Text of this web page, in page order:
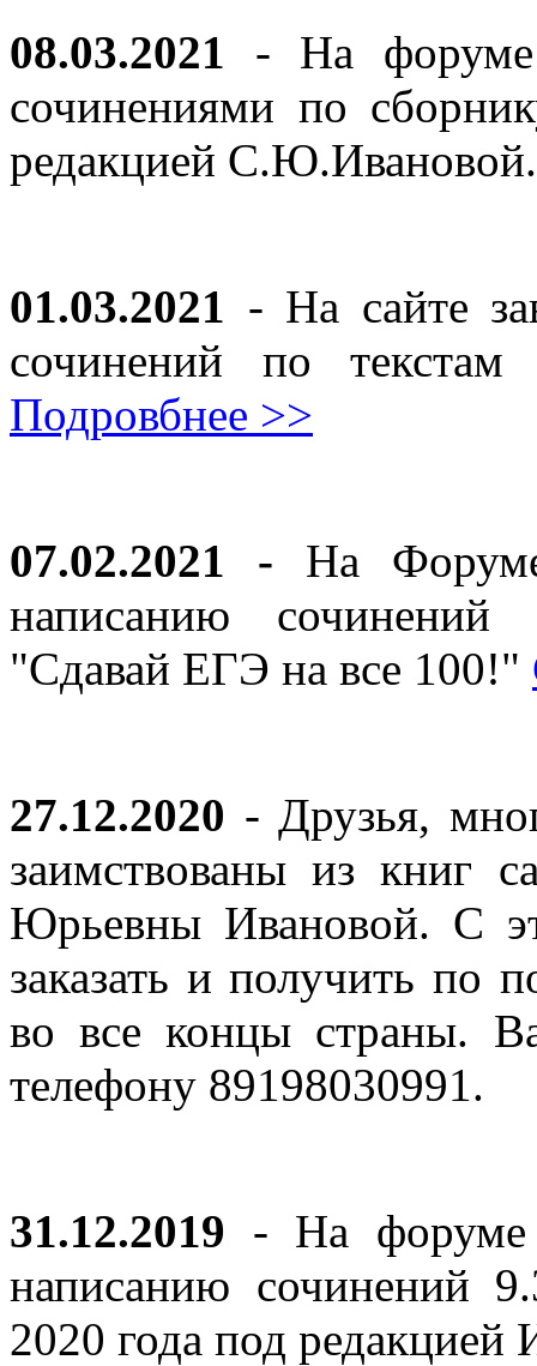
08.03.2021 - На форуме
сочинениями по
редакцией
01.03.2021 - На сайте
сочинений по
Подровбнее >>
07.02.2021 - На
написанию
"Сдавай ЕГЭ на все 100!"
27.12.2020 - Друзья,
заимствованы из книг
Юрьевны Ивановой. С
заказать и получить по
во все концы страны.
телефону 89198030991.
31.12.2019 - На форуме
написанию сочинений
2020 года под